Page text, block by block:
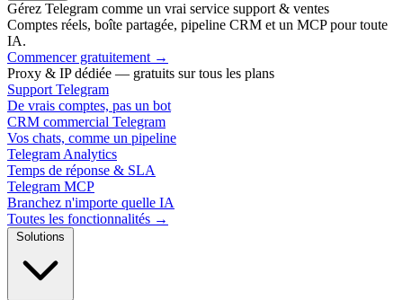
Gérez Telegram comme un vrai service support & ventes
Comptes réels, boîte partagée, pipeline CRM et un MCP pour toute
IA.
Commencer gratuitement →
Proxy & IP dédiée — gratuits sur tous les plans
Support Telegram
De vrais comptes, pas un bot
CRM commercial Telegram
Vos chats, comme un pipeline
Telegram Analytics
Temps de réponse & SLA
Telegram MCP
Branchez n'importe quelle IA
Toutes les fonctionnalités →
Solutions